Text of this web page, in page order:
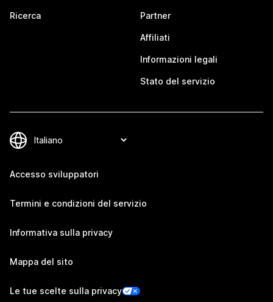
Ricerca Partner
Affiliati
Informazioni legali
Stato del servizio
Accesso sviluppatori
Termini e condizioni del servizio
Informativa sulla privacy
Mappa del sito
Le tue scelte sulla privacy